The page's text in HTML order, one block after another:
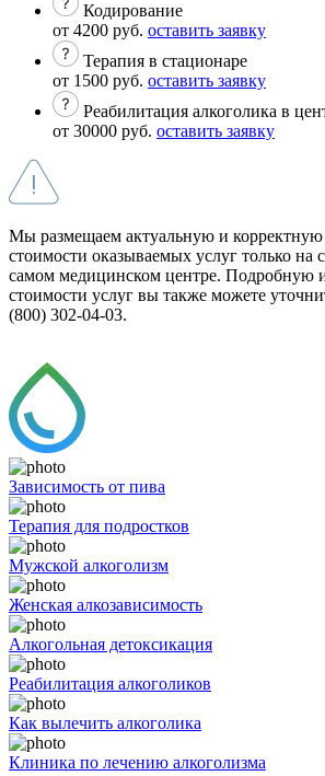
Кодирование
от 4200 руб. оставить заявку
Терапия в стационаре
от 1500 руб. оставить заявку
Реабилитация алкоголика в
от 30000 руб. оставить заявку
Мы размещаем актуальную и
стоимости оказываемых услуг только на
самом медицинском центре. Подробную
стоимости услуг вы также можете
(800) 302-04-03.
Зависимость от пива
Терапия для подростков
Мужской алкоголизм
Женская алкозависимость
Алкогольная детоксикация
Реабилитация алкоголиков
Как вылечить алкоголика
Клиника по лечению алкоголизма